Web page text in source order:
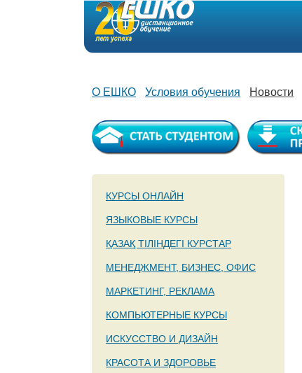
О ЕШКО Условия обучения Новости
КУРСЫ ОНЛАЙН
ЯЗЫКОВЫЕ КУРСЫ
ҚАЗАҚ ТІЛІНДЕГІ КУРСТАР
МЕНЕДЖМЕНТ, БИЗНЕС, ОФИС
МАРКЕТИНГ, РЕКЛАМА
КОМПЬЮТЕРНЫЕ КУРСЫ
ИСКУССТВО И ДИЗАЙН
КРАСОТА И ЗДОРОВЬЕ